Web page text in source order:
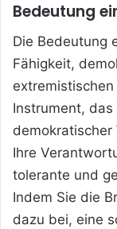
Bedeutung
Die Bedeutung
Fähigkeit,
Instrument,
Ihre
tolerante und
Indem Sie die
dazu bei, eine